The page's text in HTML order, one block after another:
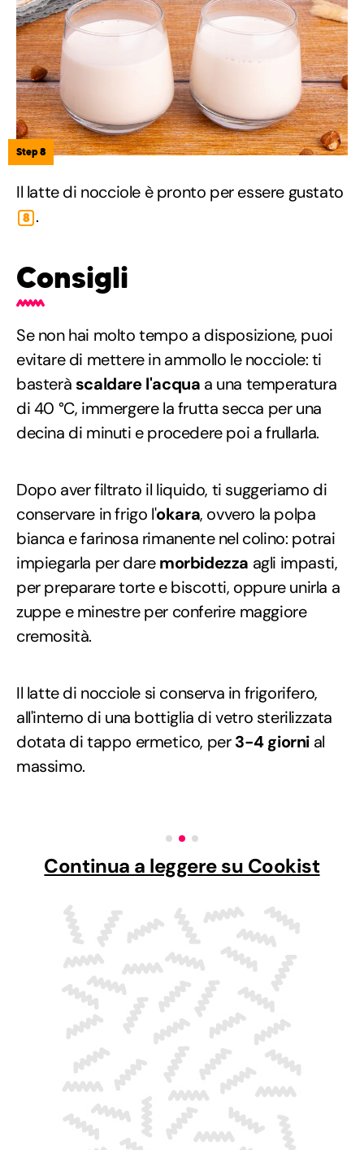
Step 8
Il latte di nocciole è pronto per essere gustato
8 .
Consigli
Se non hai molto tempo a disposizione, puoi
evitare di mettere in ammollo le nocciole: ti
basterà scaldare l'acqua a una temperatura
di 40 °C, immergere la frutta secca per una
decina di minuti e procedere poi a frullarla.
Dopo aver filtrato il liquido, ti suggeriamo di
conservare in frigo l'okara, ovvero la polpa
bianca e farinosa rimanente nel colino: potrai
impiegarla per daremorbidezza agli impasti,
per preparare torte e biscotti, oppure unirla a
zuppe e minestre per conferire maggiore
cremosità.
Il latte di nocciole si conserva in frigorifero,
all'interno di una bottiglia di vetro sterilizzata
dotata di tappo ermetico, per3-4 giorni al
massimo.
Continua a leggere su Cookist